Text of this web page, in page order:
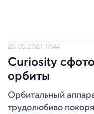
25.05.2021, 17:44
Curiosity
орбиты
Орбитальный
трудолюбиво